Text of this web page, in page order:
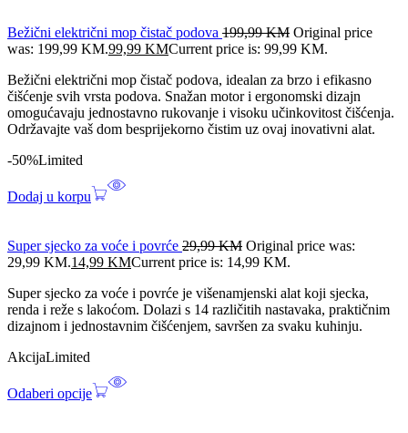
Bežični električni mop čistač podova 199,99KM Original price
was: 199,99 KM.99,99 KMCurrent price is: 99,99 KM.
Bežični električni mop čistač podova, idealan za brzo i efikasno
čišćenje svih vrsta podova. Snažan motor i ergonomski dizajn
omogućavaju jednostavno rukovanje i visoku učinkovitost čišćenja.
Održavajte vaš dom besprijekorno čistim uz ovaj inovativni alat.
-50%Limited
Dodaj u korpu
Super sjecko za voće i povrće 29,99KM Original price was:
29,99 KM.14,99 KMCurrent price is: 14,99 KM.
Super sjecko za voće i povrće je višenamjenski alat koji sjecka,
renda i reže s lakoćom. Dolazi s 14 različitih nastavaka, praktičnim
dizajnom i jednostavnim čišćenjem, savršen za svaku kuhinju.
AkcijaLimited
Odaberi opcije